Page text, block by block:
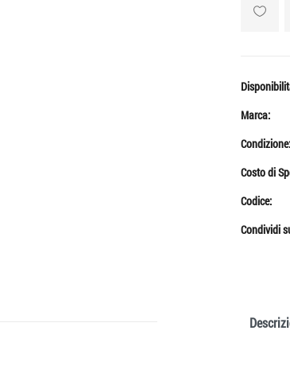
Marca:
Condizione:
Costo di
Codice:
Condividi